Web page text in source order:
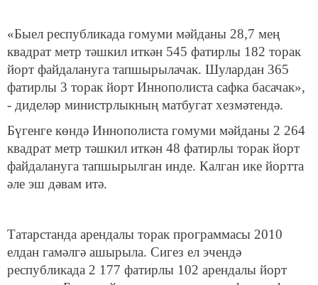
«Быел республикада гомуми мәйданы 28,7 мең
квадрат метр тәшкил иткән 545 фатирлы 182 торак
йорт файдалануга тапшырылачак. Шулардан 365
фатирлы 3 торак йорт Иннополиста сафка басачак»,
- диделәр министрлыкның матбугат хезмәтендә.
Бүгенге көндә Иннополиста гомуми мәйданы 2 264
квадрат метр тәшкил иткән 48 фатирлы торак йорт
файдалануга тапшырылган инде. Калган ике йортта
әле эш дәвам итә.
Татарстанда арендалы торак программасы 2010
елдан гамәлгә ашырыла. Сигез ел эчендә
республикада 2 177 фатирлы 102 арендалы йорт